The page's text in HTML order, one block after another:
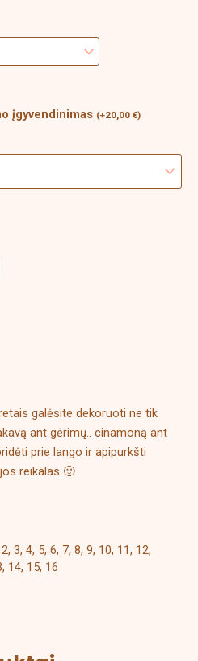
įgyvendinimas (+20,00 €)
galėsite dekoruoti ne tik
ant gėrimų.. cinamoną ant
prie lango ir apipurkšti
reikalas 🙂
3, 4, 5, 6, 7, 8, 9, 10, 11, 12,
14, 15, 16